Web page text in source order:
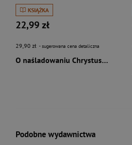
KSIĄŻKA
22,99 zł
29,90 zł - sugerowana cena detaliczna
O naśladowaniu Chrystusa wyd. 2026
Podobne wydawnictwa